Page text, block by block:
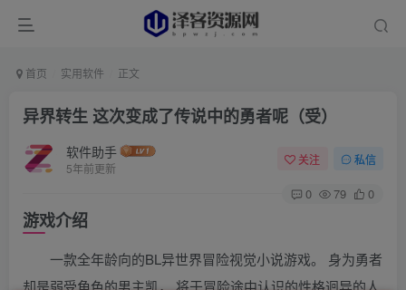
首页 实用软件 正文
异界转生 这次变成了传说中的勇者呢（受）
软件助手
5年前更新
关注 私信
0 79 0
游戏介绍
一款全年龄向的BL异世界冒险视觉小说游戏。 身为勇者
却是弱受角色的男主凯， 将于冒险途中认识的性格迥异的人